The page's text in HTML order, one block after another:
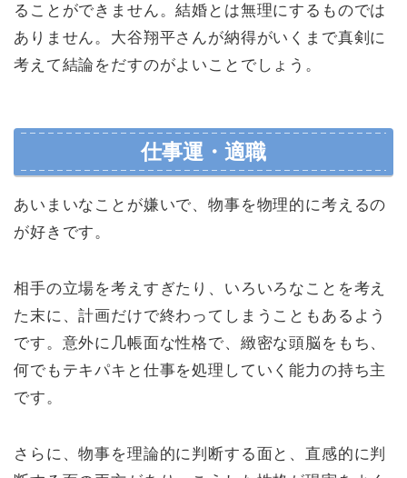
ることができません。結婚とは無理にするものでは
ありません。大谷翔平さんが納得がいくまで真剣に
考えて結論をだすのがよいことでしょう。
仕事運・適職
あいまいなことが嫌いで、物事を物理的に考えるの
が好きです。
相手の立場を考えすぎたり、いろいろなことを考え
た末に、計画だけで終わってしまうこともあるよう
です。意外に几帳面な性格で、緻密な頭脳をもち、
何でもテキパキと仕事を処理していく能力の持ち主
です。
さらに、物事を理論的に判断する面と、直感的に判